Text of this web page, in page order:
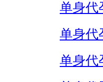
单身代
单身代
单身代